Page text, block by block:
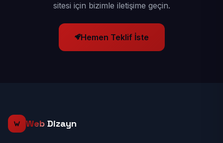
sitesi için bizimle iletişime geçin.
Hemen Teklif İste
Web Dizayn